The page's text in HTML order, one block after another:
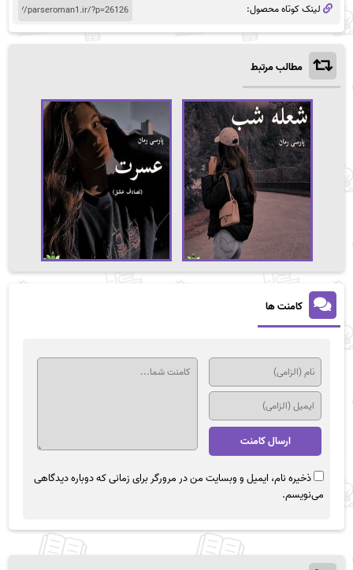
لینک کوتاه محصول:
مطالب مرتبط
کامنت ها
ذخیره نام، ایمیل و وبسایت من در مرورگر برای زمانی که دوباره دیدگاهی
می‌نویسم.